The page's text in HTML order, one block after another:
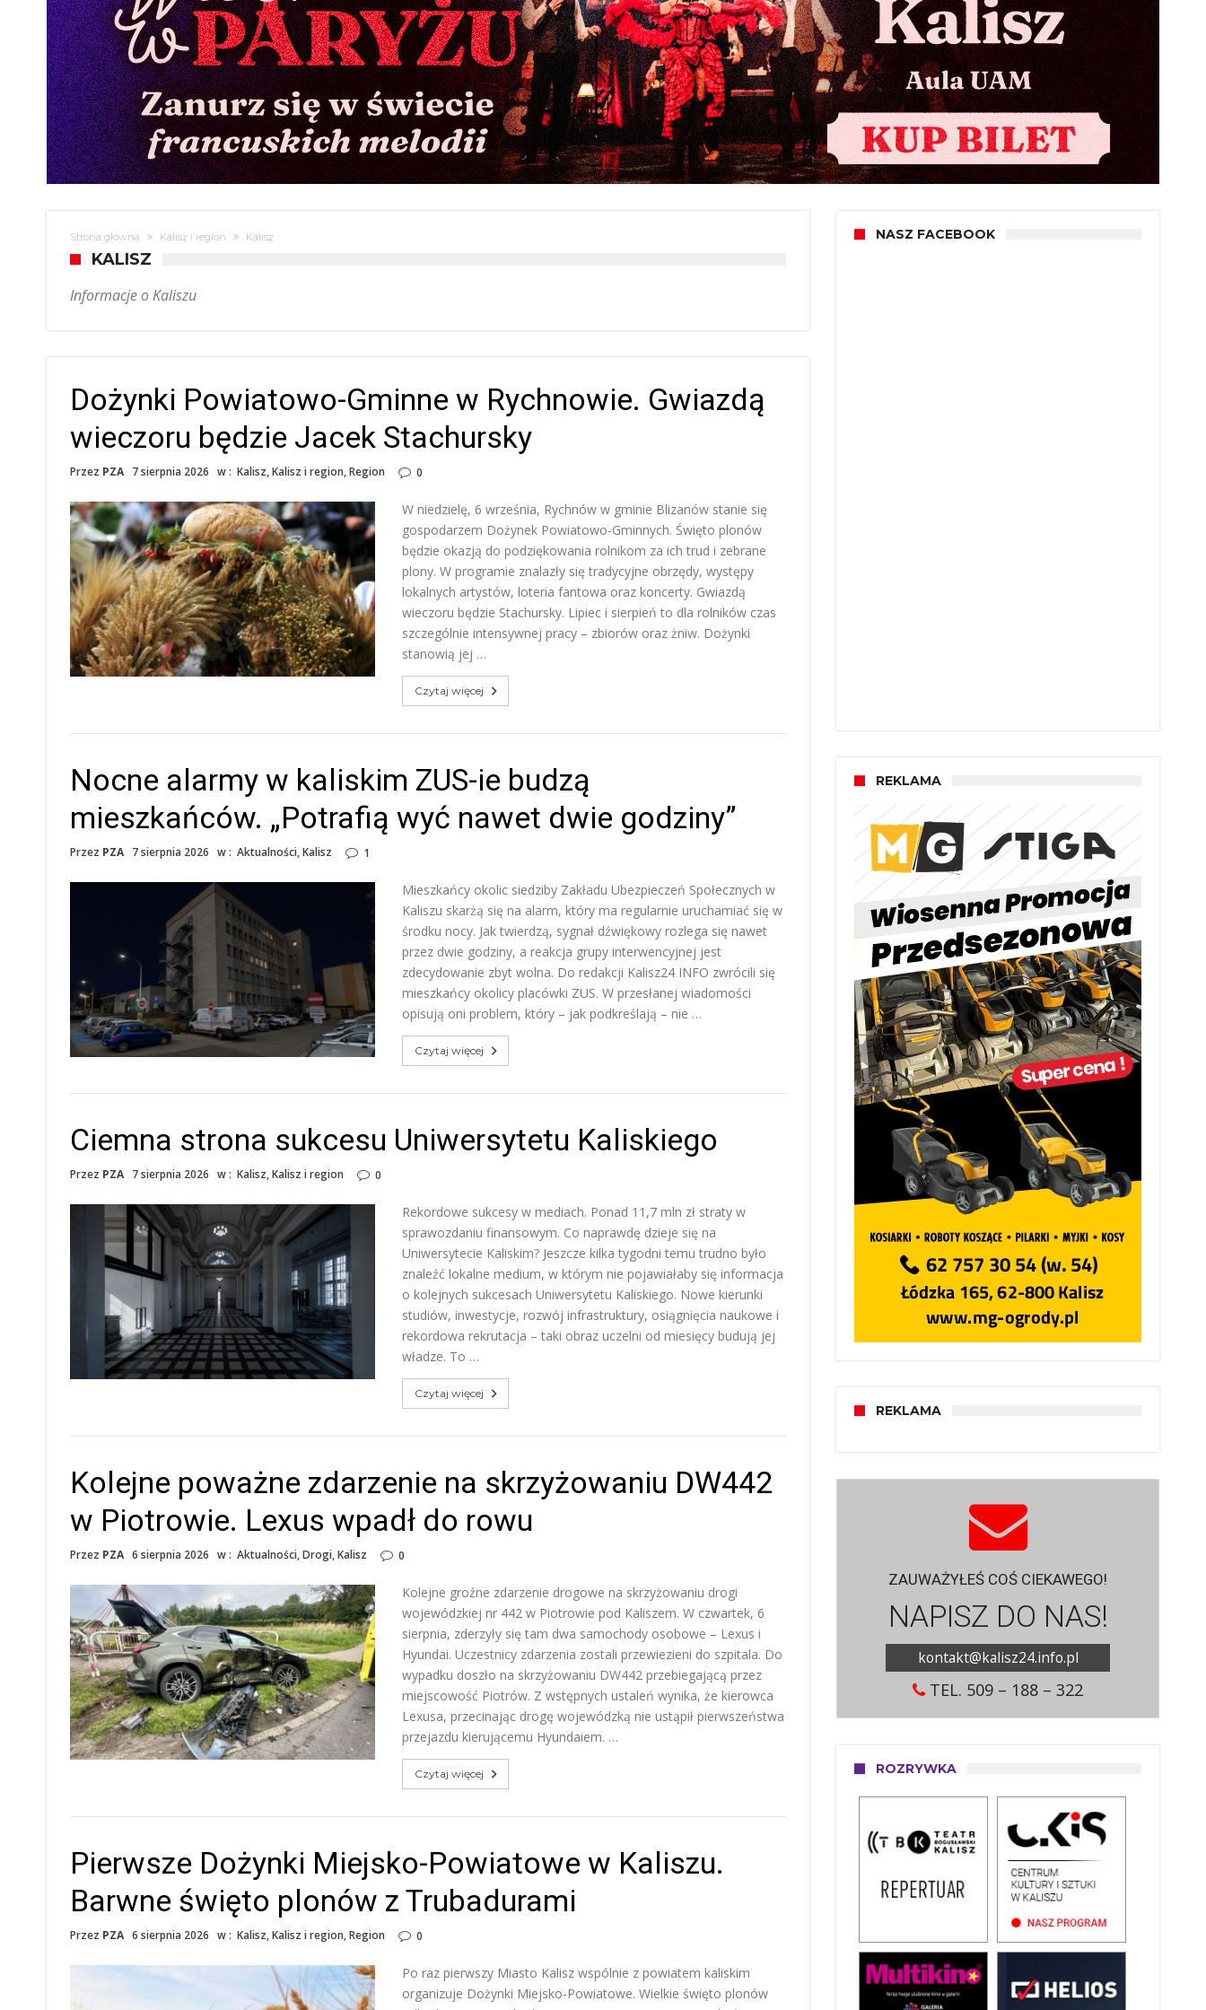
Strona główna Kalisz i region Kalisz
KALISZ
Informacje o Kaliszu
Dożynki Powiatowo-Gminne w Rychnowie. Gwiazdą
wieczoru będzie Jacek Stachursky
Przez PZA 7 sierpnia 2026 w : Kalisz,Kalisz i region,Region 0
W niedzielę, 6 września, Rychnów w gminie Blizanów stanie się
gospodarzem Dożynek Powiatowo-Gminnych. Święto plonów
będzie okazją do podziękowania rolnikom za ich trud i zebrane
plony. W programie znalazły się tradycyjne obrzędy, występy
lokalnych artystów, loteria fantowa oraz koncerty. Gwiazdą
wieczoru będzie Stachursky. Lipiec i sierpień to dla rolników czas
szczególnie intensywnej pracy – zbiorów oraz żniw. Dożynki
stanowią jej …
Czytaj więcej
Nocne alarmy w kaliskim ZUS-ie budzą
mieszkańców. „Potrafią wyć nawet dwie godziny”
Przez PZA 7 sierpnia 2026 w : Aktualności,Kalisz 1
Mieszkańcy okolic siedziby Zakładu Ubezpieczeń Społecznych w
Kaliszu skarżą się na alarm, który ma regularnie uruchamiać się w
środku nocy. Jak twierdzą, sygnał dźwiękowy rozlega się nawet
przez dwie godziny, a reakcja grupy interwencyjnej jest
zdecydowanie zbyt wolna. Do redakcji Kalisz24 INFO zwrócili się
mieszkańcy okolicy placówki ZUS. W przesłanej wiadomości
opisują oni problem, który – jak podkreślają – nie …
Czytaj więcej
Ciemna strona sukcesu Uniwersytetu Kaliskiego
Przez PZA 7 sierpnia 2026 w : Kalisz,Kalisz i region 0
Rekordowe sukcesy w mediach. Ponad 11,7 mln zł straty w
sprawozdaniu finansowym. Co naprawdę dzieje się na
Uniwersytecie Kaliskim? Jeszcze kilka tygodni temu trudno było
znaleźć lokalne medium, w którym nie pojawiałaby się informacja
o kolejnych sukcesach Uniwersytetu Kaliskiego. Nowe kierunki
studiów, inwestycje, rozwój infrastruktury, osiągnięcia naukowe i
rekordowa rekrutacja – taki obraz uczelni od miesięcy budują jej
władze. To …
Czytaj więcej
Kolejne poważne zdarzenie na skrzyżowaniu DW442
w Piotrowie. Lexus wpadł do rowu
Przez PZA 6 sierpnia 2026 w : Aktualności,Drogi,Kalisz 0
Kolejne groźne zdarzenie drogowe na skrzyżowaniu drogi
wojewódzkiej nr 442 w Piotrowie pod Kaliszem. W czwartek, 6
sierpnia, zderzyły się tam dwa samochody osobowe – Lexus i
Hyundai. Uczestnicy zdarzenia zostali przewiezieni do szpitala. Do
wypadku doszło na skrzyżowaniu DW442 przebiegającą przez
miejscowość Piotrów. Z wstępnych ustaleń wynika, że kierowca
Lexusa, przecinając drogę wojewódzką nie ustąpił pierwszeństwa
przejazdu kierującemu Hyundaiem. …
Czytaj więcej
Pierwsze Dożynki Miejsko-Powiatowe w Kaliszu.
Barwne święto plonów z Trubadurami
Przez PZA 6 sierpnia 2026 w : Kalisz,Kalisz i region,Region 0
Po raz pierwszy Miasto Kalisz wspólnie z powiatem kaliskim
organizuje Dożynki Miejsko-Powiatowe. Wielkie święto plonów
NASZ FACEBOOK
REKLAMA
REKLAMA
ZAUWAŻYŁEŚ COŚ CIEKAWEGO!
NAPISZ DO NAS!
kontakt@kalisz24.info.pl
TEL. 509 – 188 – 322
ROZRYWKA